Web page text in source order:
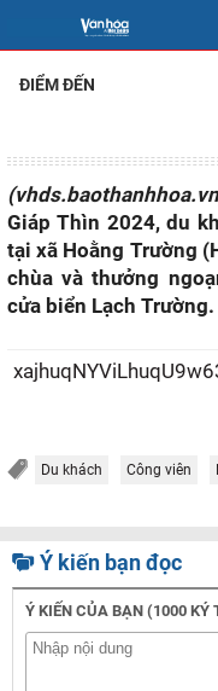
ĐIỂM ĐẾN
Giáp Thìn 2024, du
tại xã Hoằng Trường
chùa và thưởng
cửa biển Lạch Trường.
Du khách Công viên
Ý kiến bạn đọc
Ý KIẾN CỦA BẠN (1000 KÝ